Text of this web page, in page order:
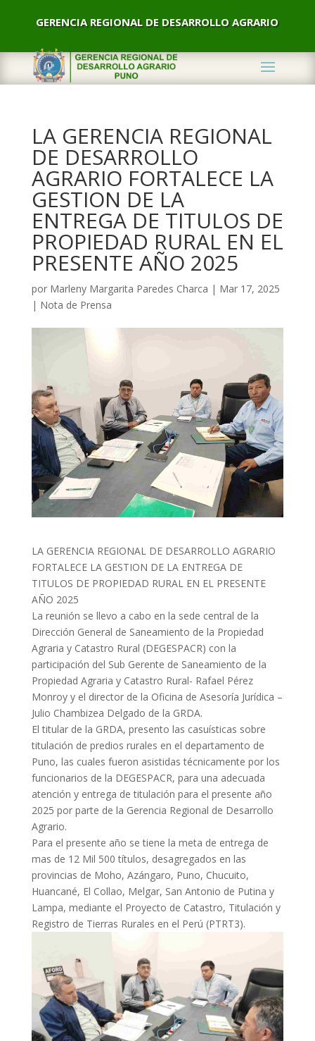
GERENCIA REGIONAL DE DESARROLLO AGRARIO
LA GERENCIA REGIONAL
DE DESARROLLO
AGRARIO FORTALECE LA
GESTION DE LA
ENTREGA DE TITULOS DE
PROPIEDAD RURAL EN EL
PRESENTE AÑO 2025
por Marleny Margarita Paredes Charca | Mar 17, 2025
| Nota de Prensa
LA GERENCIA REGIONAL DE DESARROLLO AGRARIO
FORTALECE LA GESTION DE LA ENTREGA DE
TITULOS DE PROPIEDAD RURAL EN EL PRESENTE
AÑO 2025
La reunión se llevo a cabo en la sede central de la
Dirección General de Saneamiento de la Propiedad
Agraria y Catastro Rural (DEGESPACR) con la
participación del Sub Gerente de Saneamiento de la
Propiedad Agraria y Catastro Rural- Rafael Pérez
Monroy y el director de la Oficina de Asesoría Jurídica –
Julio Chambizea Delgado de la GRDA.
El titular de la GRDA, presento las casuísticas sobre
titulación de predios rurales en el departamento de
Puno, las cuales fueron asistidas técnicamente por los
funcionarios de la DEGESPACR, para una adecuada
atención y entrega de titulación para el presente año
2025 por parte de la Gerencia Regional de Desarrollo
Agrario.
Para el presente año se tiene la meta de entrega de
mas de 12 Mil 500 títulos, desagregados en las
provincias de Moho, Azángaro, Puno, Chucuito,
Huancané, El Collao, Melgar, San Antonio de Putina y
Lampa, mediante el Proyecto de Catastro, Titulación y
Registro de Tierras Rurales en el Perú (PTRT3).